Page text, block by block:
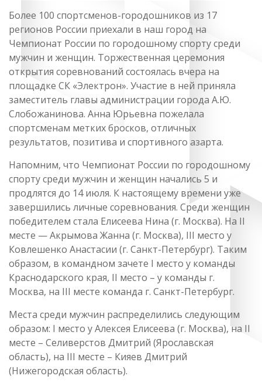
Более 100 спортсменов-городошников из 17
регионов России приехали в наш город на
Чемпионат России по городошному спорту среди
мужчин и женщин. Торжественная церемония
открытия соревнований состоялась вчера на
площадке СК «Электрон». Участие в ней приняла
заместитель главы администрации города А.Ю.
Слобожанинова. Анна Юрьевна пожелала
спортсменам метких бросков, отличных
результатов, позитива и спортивного азарта.
Напомним, что Чемпионат России по городошному
спорту среди мужчин и женщин начались 5 и
продлятся до 14 июля. К настоящему времени уже
завершились личные соревнования. Среди женщин
победителем стала Елисеева Нина (г. Москва). На II
месте — Акрымова Жанна (г. Москва), III место у
Ковлешенко Анастасии (г. Санкт-Петербург). Таким
образом, в командном зачете I место у команды
Краснодарского края, II место – у команды г.
Москва, на III месте команда г. Санкт-Петербург.
Места среди мужчин распределились следующим
образом: I место у Алексея Елисеева (г. Москва), на II
месте – Селиверстов Дмитрий (Ярославская
область), на III месте – Кияев Дмитрий
(Нижегородская область).